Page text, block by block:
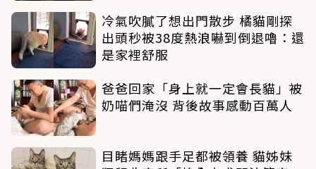
冷氣吹膩了想出門散步 橘貓剛探
出頭秒被38度熱浪嚇到倒退嚕：還
是家裡舒服
爸爸回家「身上就一定會長貓」被
奶喵們淹沒 背後故事感動百萬人
目睹媽媽跟手足都被領養 貓姊妹